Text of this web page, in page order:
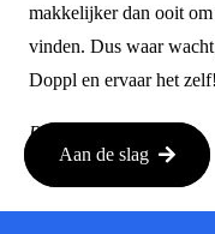
makkelijker dan ooit
vinden. Dus waar
Doppl en ervaar het zelf!
Bron:
Aan de slag